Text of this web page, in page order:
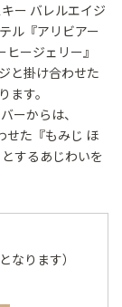
ー バレルエイジ
ル『アリビアー
ージェリー』
と掛け合わせた
ます。
ーからは、
せた『もみじ ほ
するあじわいを
ります）